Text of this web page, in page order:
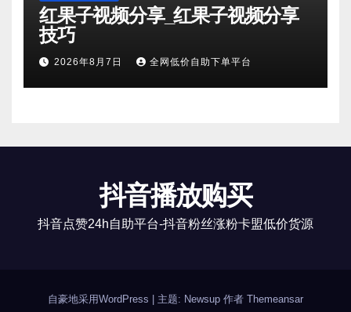
红果子视频分享_红果子视频分享
技巧
2026年8月7日 全网低价自助下单平台
抖音播放购买
抖音点赞24h自助平台-抖音粉丝涨粉卡盟低价货源
自豪地采用WordPress | 主题: Newsup 作者 Themeansar